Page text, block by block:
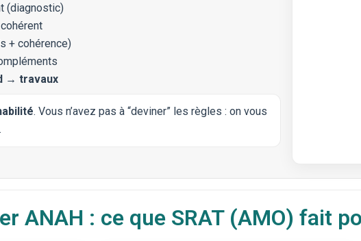
(diagnostic)
+ cohérence)
→ travaux
. Vous n’avez pas à “deviner” les règles : on vous
ANAH : ce que SRAT (AMO) fait